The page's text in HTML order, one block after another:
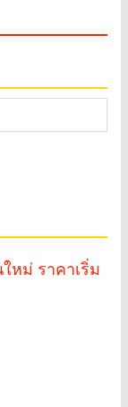
หม่ ราคาเริ่ม